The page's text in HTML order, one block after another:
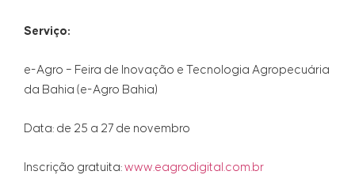
Serviço:
e-Agro – Feira de Inovação e Tecnologia Agropecuária
da Bahia (e-Agro Bahia)
Data: de 25 a 27 de novembro
Inscrição gratuita: www.eagrodigital.com.br